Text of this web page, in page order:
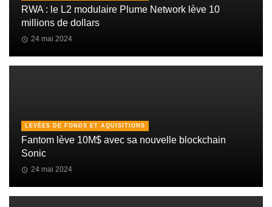
RWA : le L2 modulaire Plume Network lève 10
millions de dollars
24 mai 2024
LEVÉES DE FONDS ET AQUISITIONS
Fantom lève 10M$ avec sa nouvelle blockchain
Sonic
24 mai 2024